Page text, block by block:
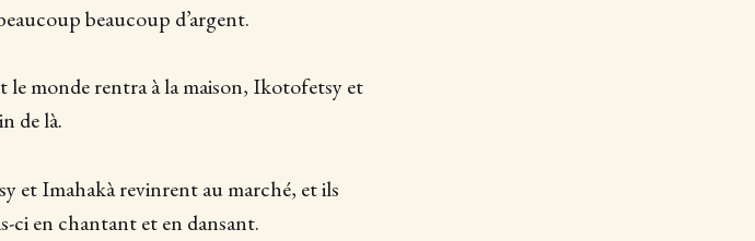
beaucoup d’argent.
monde rentra à la maison, Ikotofetsy et
de là.
et Imahakà revinrent au marché, et ils
ci en chantant et en dansant.